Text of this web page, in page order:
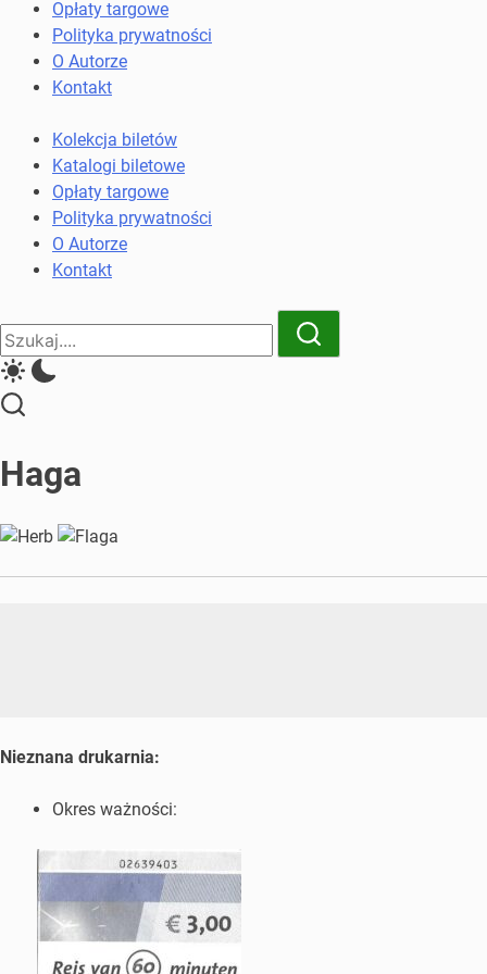
komunikacji
miejskiej
kolejowych
Opłaty targowe
Polityka prywatności
O Autorze
Kontakt
Kolekcja biletów
Katalogi biletowe
Opłaty targowe
Polityka prywatności
O Autorze
Kontakt
Close
Search
Search
Haga
Nieznana drukarnia:
Okres ważności: